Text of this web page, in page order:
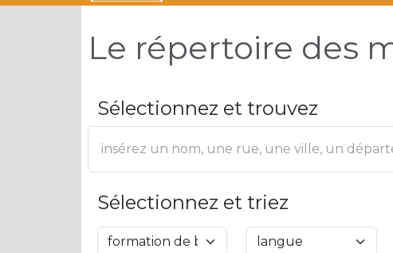
Le répertoire des
Sélectionnez et trouvez
Sélectionnez et triez